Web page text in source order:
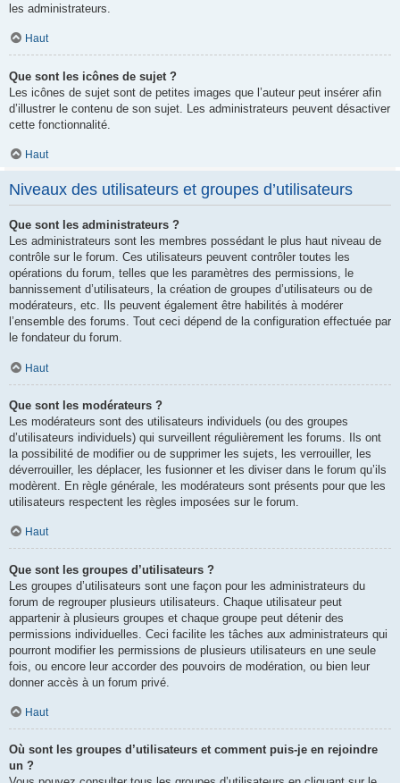
les administrateurs.
Haut
Que sont les icônes de sujet ?
Les icônes de sujet sont de petites images que l’auteur peut insérer afin
d’illustrer le contenu de son sujet. Les administrateurs peuvent désactiver
cette fonctionnalité.
Haut
Niveaux des utilisateurs et groupes d’utilisateurs
Que sont les administrateurs ?
Les administrateurs sont les membres possédant le plus haut niveau de
contrôle sur le forum. Ces utilisateurs peuvent contrôler toutes les
opérations du forum, telles que les paramètres des permissions, le
bannissement d’utilisateurs, la création de groupes d’utilisateurs ou de
modérateurs, etc. Ils peuvent également être habilités à modérer
l’ensemble des forums. Tout ceci dépend de la configuration effectuée par
le fondateur du forum.
Haut
Que sont les modérateurs ?
Les modérateurs sont des utilisateurs individuels (ou des groupes
d’utilisateurs individuels) qui surveillent régulièrement les forums. Ils ont
la possibilité de modifier ou de supprimer les sujets, les verrouiller, les
déverrouiller, les déplacer, les fusionner et les diviser dans le forum qu’ils
modèrent. En règle générale, les modérateurs sont présents pour que les
utilisateurs respectent les règles imposées sur le forum.
Haut
Que sont les groupes d’utilisateurs ?
Les groupes d’utilisateurs sont une façon pour les administrateurs du
forum de regrouper plusieurs utilisateurs. Chaque utilisateur peut
appartenir à plusieurs groupes et chaque groupe peut détenir des
permissions individuelles. Ceci facilite les tâches aux administrateurs qui
pourront modifier les permissions de plusieurs utilisateurs en une seule
fois, ou encore leur accorder des pouvoirs de modération, ou bien leur
donner accès à un forum privé.
Haut
Où sont les groupes d’utilisateurs et comment puis-je en rejoindre
un ?